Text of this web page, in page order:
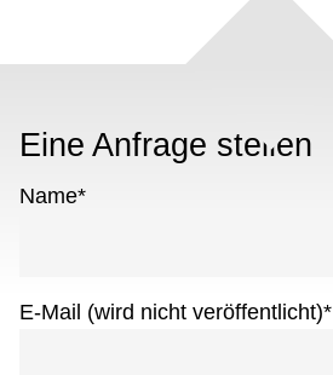
Eine Anfrage stellen
Name*
E-Mail (wird nicht veröffentlicht)*